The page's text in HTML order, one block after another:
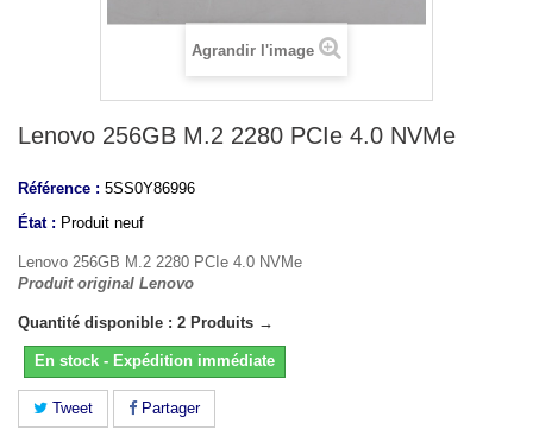
Agrandir l'image
Lenovo 256GB M.2 2280 PCIe 4.0 NVMe
Référence : 5SS0Y86996
État : Produit neuf
Lenovo 256GB M.2 2280 PCIe 4.0 NVMe
Produit original Lenovo
Quantité disponible : 2 Produits →
En stock - Expédition immédiate
Tweet Partager